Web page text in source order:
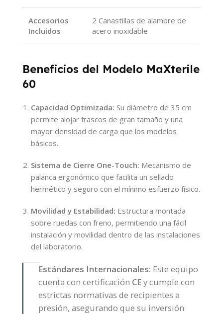
Accesorios
Incluidos
2 Canastillas de alambre de
acero inoxidable
Beneficios del Modelo MaXterile
60
Capacidad Optimizada: Su diámetro de 35 cm
permite alojar frascos de gran tamaño y una
mayor densidad de carga que los modelos
básicos.
Sistema de Cierre One-Touch: Mecanismo de
palanca ergonómico que facilita un sellado
hermético y seguro con el mínimo esfuerzo físico.
Movilidad y Estabilidad: Estructura montada
sobre ruedas con freno, permitiendo una fácil
instalación y movilidad dentro de las instalaciones
del laboratorio.
Estándares Internacionales: Este equipo
cuenta con certificación CEy cumple con
estrictas normativas de recipientes a
presión, asegurando que su inversión